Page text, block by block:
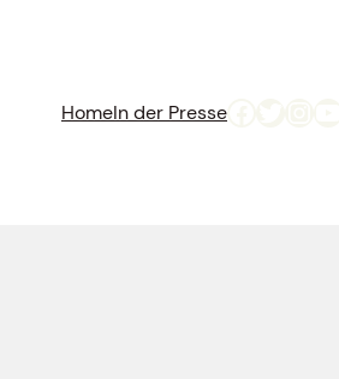
HomeIn der PresseFacebook